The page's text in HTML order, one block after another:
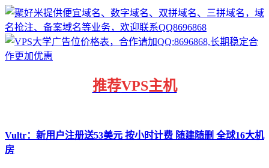
推荐VPS主机
Vultr：新用户注册送53美元 按小时计费 随建随删 全球16大机
房